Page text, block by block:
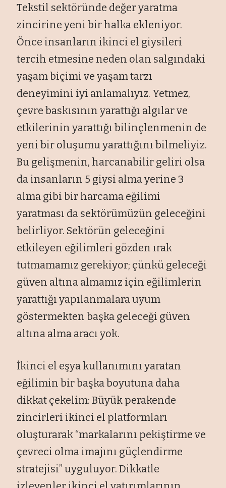
Tekstil sektöründe değer yaratma
zincirine yeni bir halka ekleniyor.
Önce insanların ikinci el giysileri
tercih etmesine neden olan salgındaki
yaşam biçimi ve yaşam tarzı
deneyimini iyi anlamalıyız. Yetmez,
çevre baskısının yarattığı algılar ve
etkilerinin yarattığı bilinçlenmenin de
yeni bir oluşumu yarattığını bilmeliyiz.
Bu gelişmenin, harcanabilir geliri olsa
da insanların 5 giysi alma yerine 3
alma gibi bir harcama eğilimi
yaratması da sektörümüzün geleceğini
belirliyor. Sektörün geleceğini
etkileyen eğilimleri gözden ırak
tutmamamız gerekiyor; çünkü geleceği
güven altına almamız için eğilimlerin
yarattığı yapılanmalara uyum
göstermekten başka geleceği güven
altına alma aracı yok.
İkinci el eşya kullanımını yaratan
eğilimin bir başka boyutuna daha
dikkat çekelim: Büyük perakende
zincirleri ikinci el platformları
oluşturarak “markalarını pekiştirme ve
çevreci olma imajını güçlendirme
stratejisi” uyguluyor. Dikkatle